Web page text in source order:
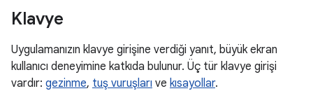
Klavye
Uygulamanızın klavye girişine verdiği yanıt, büyük ekran
kullanıcı deneyimine katkıda bulunur. Üç tür klavye girişi
vardır: gezinme, tuş vuruşları ve kısayollar.